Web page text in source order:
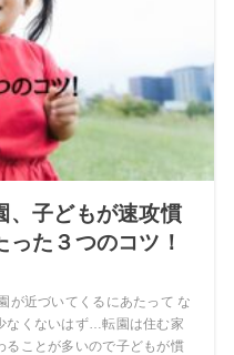
、子どもが速攻慣
た３つのコツ！
が近づいてくるにあたって な
なくないはず…転園は住む家
ることが多いので子どもが慣